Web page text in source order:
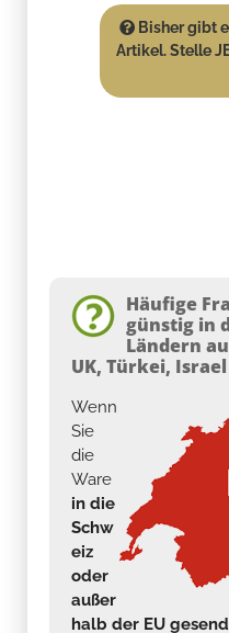
Bisher gibt
Artikel. Stelle
Häufige
günstig in
Ländern
UK, Türkei,
Wenn
Sie
die
Ware
in die
Schw
eiz
oder
außer
halb der EU